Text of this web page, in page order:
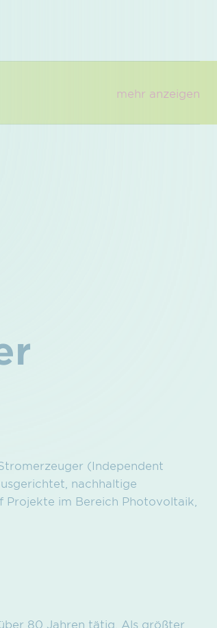
mehr anzeigen
(Independent
nachhaltige
Projekte im Bereich Photovoltaik,
80 Jahren tätig. Als größter